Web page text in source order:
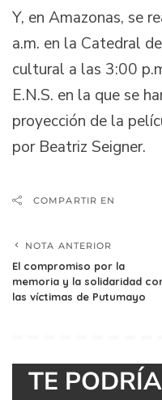
Y, en Amazonas, se
a.m. en la Catedral
cultural a las 3:00
E.N.S. en la que se
proyección de la
por Beatriz Seigner.
COMPARTIR EN
NOTA ANTERIOR
El compromiso por la
memoria y la solidaridad
las víctimas de Putumayo
TE